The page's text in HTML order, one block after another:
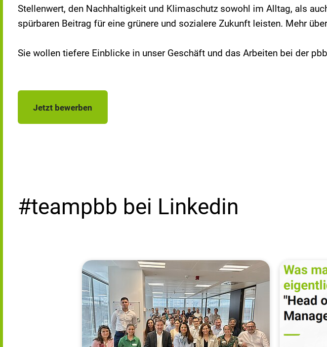
Stellenwert, den Nachhaltigkeit und Klimaschutz sowohl im Alltag, als
spürbaren Beitrag für eine grünere und sozialere Zukunft leisten. Mehr
Sie wollen tiefere Einblicke in unser Geschäft und das Arbeiten bei der
Jetzt bewerben
#teampbb bei Linkedin